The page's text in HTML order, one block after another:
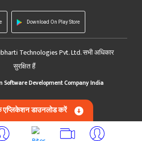
Download On Play Store
Technologies Pvt. Ltd. सभी अधिकार
सुरक्षित हैं
Software Development Company India
एप्लिकेशन डाउनलोड करें